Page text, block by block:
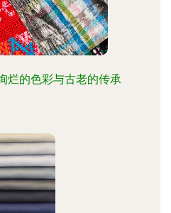
烂的色彩与古老的传承